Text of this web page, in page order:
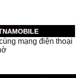
mạng điện thoại